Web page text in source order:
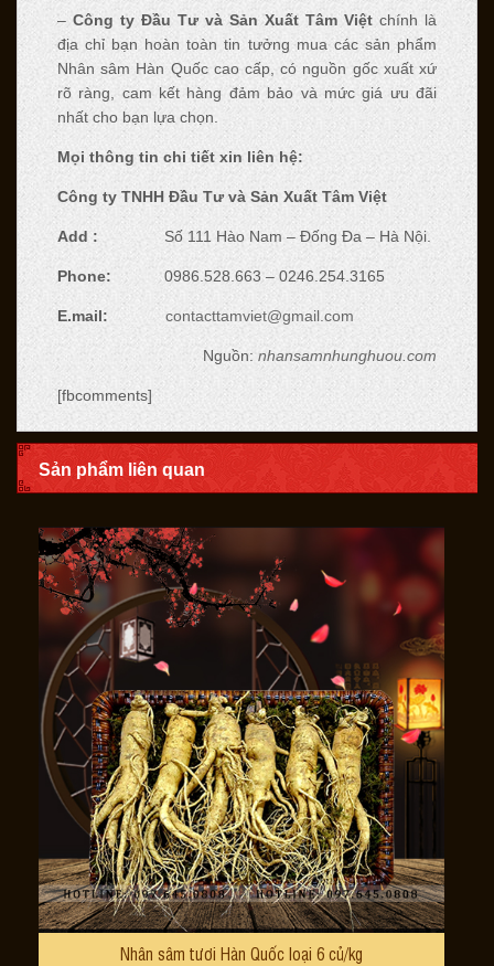
– Công ty Đầu Tư và Sản Xuất Tâm Việt chính là
địa chỉ bạn hoàn toàn tin tưởng mua các sản phẩm
Nhân sâm Hàn Quốc cao cấp, có nguồn gốc xuất xứ
rõ ràng, cam kết hàng đảm bảo và mức giá ưu đãi
nhất cho bạn lựa chọn.
Mọi thông tin chi tiết xin liên hệ:
Công ty TNHH Đầu Tư và Sản Xuất Tâm Việt
Add : Số 111 Hào Nam – Đống Đa – Hà Nội.
Phone: 0986.528.663 – 0246.254.3165
E.mail: contacttamviet@gmail.com
Nguồn:nhansamnhunghuou.com
[fbcomments]
Sản phẩm liên quan
Nhân sâm tươi Hàn Quốc loại 6 củ/kg